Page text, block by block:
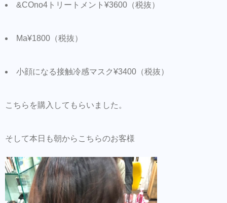
&COno4トリートメント¥3600（税抜）
Ma¥1800（税抜）
小顔になる接触冷感マスク¥3400（税抜）
こちらを購入してもらいました。
そして本日も朝からこちらのお客様